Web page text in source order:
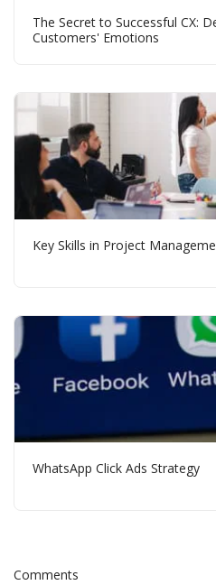
The Secret to Successful CX:
Customers' Emotions
Key Skills in Project
WhatsApp Click Ads Strategy
Comments